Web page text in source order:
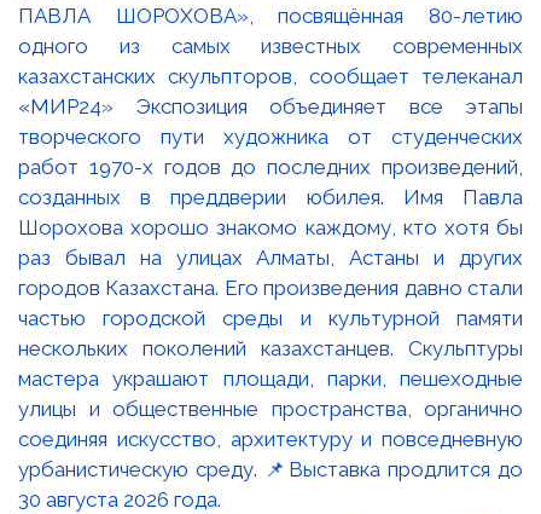
ПАВЛА ШОРОХОВА», посвящённая 80-летию
одного из самых известных современных
казахстанских скульпторов, сообщает телеканал
«МИР24» Экспозиция объединяет все этапы
творческого пути художника от студенческих
работ 1970-х годов до последних произведений,
созданных в преддверии юбилея. Имя Павла
Шорохова хорошо знакомо каждому, кто хотя бы
раз бывал на улицах Алматы, Астаны и других
городов Казахстана. Его произведения давно стали
частью городской среды и культурной памяти
нескольких поколений казахстанцев. Скульптуры
мастера украшают площади, парки, пешеходные
улицы и общественные пространства, органично
соединяя искусство, архитектуру и повседневную
урбанистическую среду. 📌Выставка продлится до
30 августа 2026 года.